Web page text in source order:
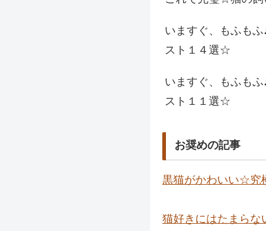
いますぐ、もふも
スト１４選☆
いますぐ、もふも
スト１１選☆
お奨めの記事
黒猫がかわいい☆究
猫好きにはたまらな